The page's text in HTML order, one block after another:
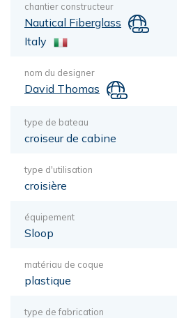
chantier constructeur
Nautical Fiberglass
Italy
nom du designer
David Thomas
type de bateau
croiseur de cabine
type d'utilisation
croisière
équipement
Sloop
matériau de coque
plastique
type de fabrication